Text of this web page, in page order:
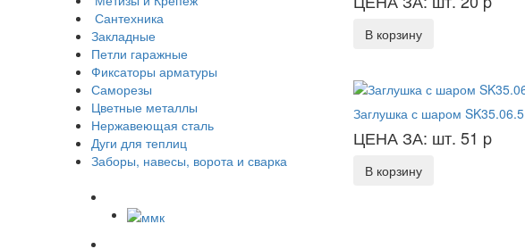
Сантехника
Закладные
Петли гаражные
Фиксаторы арматуры
Саморезы
Цветные металлы
Нержавеющая сталь
Дуги для теплиц
Заборы, навесы, ворота и сварка
В корзину
Заглушка с шаром SK35.06.5
ЦЕНА ЗА: шт. 51 p
В корзину